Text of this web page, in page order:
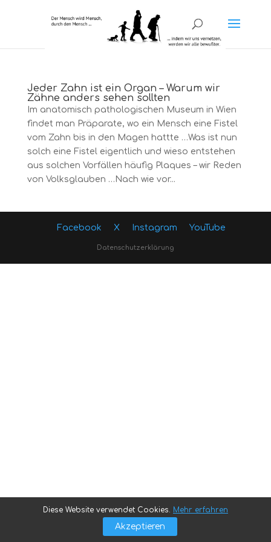
Jeder Zahn ist ein Organ – Warum wir
Zähne anders sehen sollten
Im anatomisch pathologischen Museum in Wien
findet man Präparate, wo ein Mensch eine Fistel
vom Zahn bis in den Magen hattte …Was ist nun
solch eine Fistel eigentlich und wieso entstehen
aus solchen Vorfällen häufig Plaques – wir Reden
von Volksglauben …Nach wie vor...
Facebook X Instagram YouTube
Datenschutzerklärung
Diese Website verwendet Cookies. Mehr erfahren
Akzeptieren